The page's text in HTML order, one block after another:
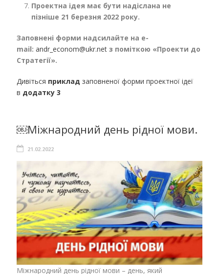
Проектна ідея має бути надіслана не
пізніше 21 березня 2022 року.
Заповнені форми надсилайте на e-
mail: andr_econom@ukr.net з поміткою «Проекти до
Стратегії».
Дивіться приклад заповненої форми проектної ідеї
в додатку 3
￼Міжнародний день рідної мови.
21.02.2022
Міжнародний день рідної мови – день, який